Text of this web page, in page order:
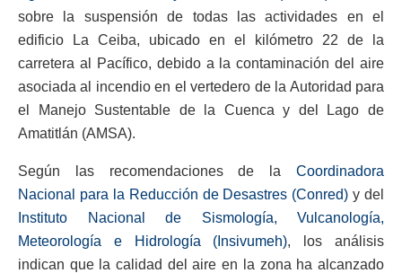
sobre la suspensión de todas las actividades en el
edificio La Ceiba, ubicado en el kilómetro 22 de la
carretera al Pacífico, debido a la contaminación del aire
asociada al incendio en el vertedero de la Autoridad para
el Manejo Sustentable de la Cuenca y del Lago de
Amatitlán (AMSA).
Según las recomendaciones de la Coordinadora
Nacional para la Reducción de Desastres (Conred) y del
Instituto Nacional de Sismología, Vulcanología,
Meteorología e Hidrología (Insivumeh), los análisis
indican que la calidad del aire en la zona ha alcanzado